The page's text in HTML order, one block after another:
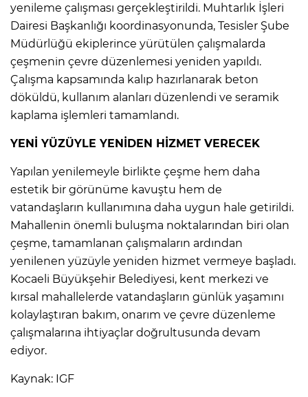
yenileme çalışması gerçekleştirildi. Muhtarlık İşleri
Dairesi Başkanlığı koordinasyonunda, Tesisler Şube
Müdürlüğü ekiplerince yürütülen çalışmalarda
çeşmenin çevre düzenlemesi yeniden yapıldı.
Çalışma kapsamında kalıp hazırlanarak beton
döküldü, kullanım alanları düzenlendi ve seramik
kaplama işlemleri tamamlandı.
YENİ YÜZÜYLE YENİDEN HİZMET VERECEK
Yapılan yenilemeyle birlikte çeşme hem daha
estetik bir görünüme kavuştu hem de
vatandaşların kullanımına daha uygun hale getirildi.
Mahallenin önemli buluşma noktalarından biri olan
çeşme, tamamlanan çalışmaların ardından
yenilenen yüzüyle yeniden hizmet vermeye başladı.
Kocaeli Büyükşehir Belediyesi, kent merkezi ve
kırsal mahallelerde vatandaşların günlük yaşamını
kolaylaştıran bakım, onarım ve çevre düzenleme
çalışmalarına ihtiyaçlar doğrultusunda devam
ediyor.
Kaynak: IGF